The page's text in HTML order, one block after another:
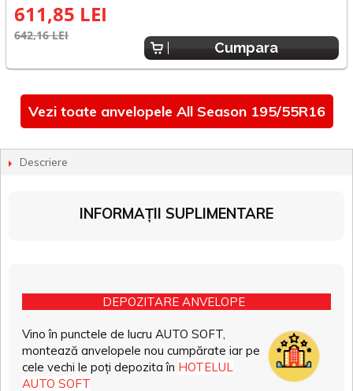
611,85 LEI
642,16 LEI
Cumpara
Vezi toate anvelopele All Season 195/55R16
Descriere
INFORMAȚII SUPLIMENTARE
DEPOZITARE ANVELOPE
Vino în punctele de lucru AUTO SOFT,
montează anvelopele nou cumpărate iar pe
cele vechi le poți depozita în HOTELUL
AUTO SOFT